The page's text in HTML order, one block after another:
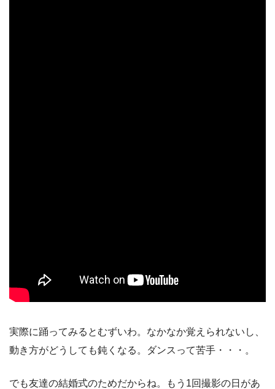
実際に踊ってみるとむずいわ。なかなか覚えられないし、
動き方がどうしても鈍くなる。ダンスって苦手・・・。
でも友達の結婚式のためだからね。もう1回撮影の日があ